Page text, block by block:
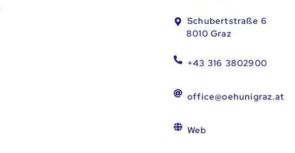
Schubertstraße 6
8010 Graz
+43 316 3802900
office@oehunigraz.at
Web